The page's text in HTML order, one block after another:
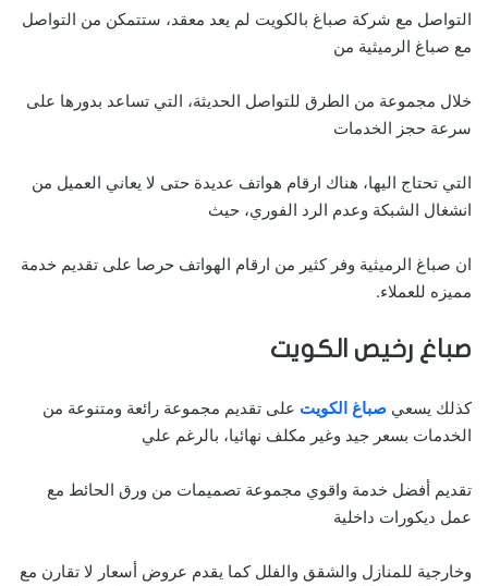
التواصل مع شركة صباغ بالكويت لم يعد معقد، ستتمكن من التواصل
مع صباغ الرميثية من
خلال مجموعة من الطرق للتواصل الحديثة، التي تساعد بدورها على
سرعة حجز الخدمات
التي تحتاج اليها، هناك ارقام هواتف عديدة حتى لا يعاني العميل من
انشغال الشبكة وعدم الرد الفوري، حيث
ان صباغ الرميثية وفر كثير من ارقام الهواتف حرصا على تقديم خدمة
مميزه للعملاء.
صباغ رخيص الكويت
كذلك يسعي صباغ الكويت على تقديم مجموعة رائعة ومتنوعة من
الخدمات بسعر جيد وغير مكلف نهائيا، بالرغم علي
تقديم أفضل خدمة واقوي مجموعة تصميمات من ورق الحائط مع
عمل ديكورات داخلية
وخارجية للمنازل والشقق والفلل كما يقدم عروض أسعار لا تقارن مع